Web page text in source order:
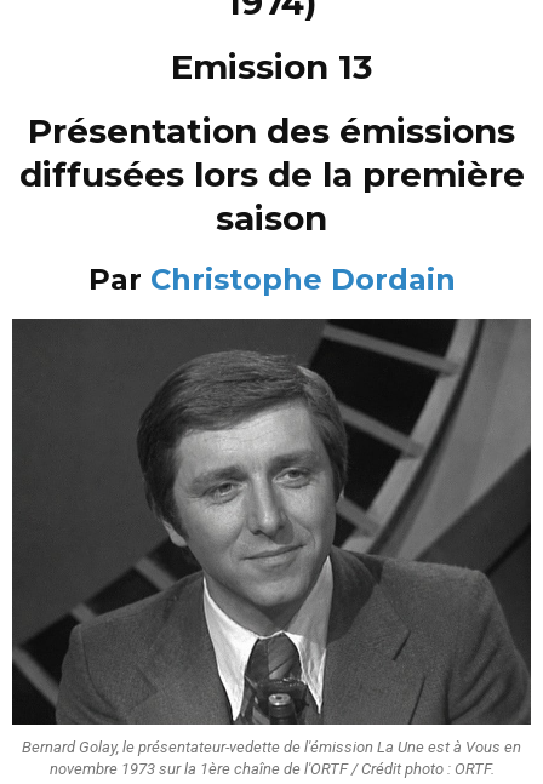
Emission 13
Présentation des émissions
diffusées lors de la première
saison
Par Christophe Dordain
Bernard Golay, le présentateur-vedette de l'émission La Une est à Vous en
novembre 1973 sur la 1ère chaîne de l'ORTF / Crédit photo : ORTF.